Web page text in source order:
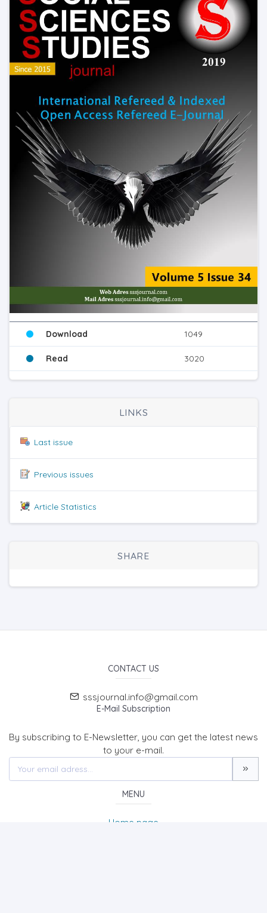
Download 1049
Read 3020
LINKS
Last issue
Previous issues
Article Statistics
SHARE
CONTACT US
sssjournal.info@gmail.com
E-Mail Subscription
By subscribing to E-Newsletter, you can get the latest news
to your e-mail.
MENU
Home page